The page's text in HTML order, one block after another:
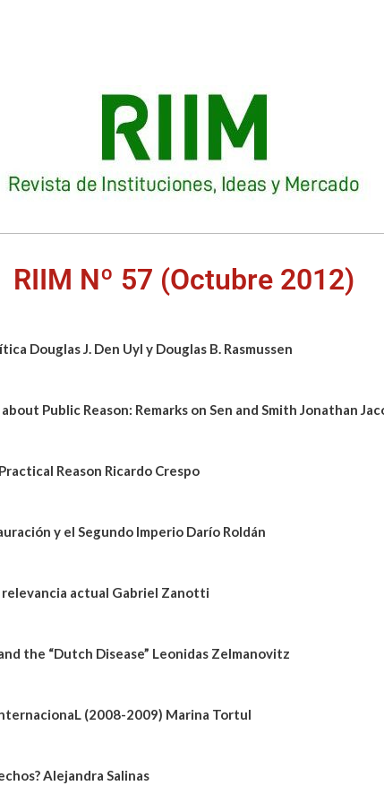
RIIM Nº 57 (Octubre 2012)
Douglas J. Den Uyl y Douglas B. Rasmussen
Public Reason: Remarks on Sen and Smith Jonathan
Reason Ricardo Crespo
y el Segundo Imperio Darío Roldán
actual Gabriel Zanotti
the “Dutch Disease” Leonidas Zelmanovitz
(2008-2009) Marina Tortul
Alejandra Salinas